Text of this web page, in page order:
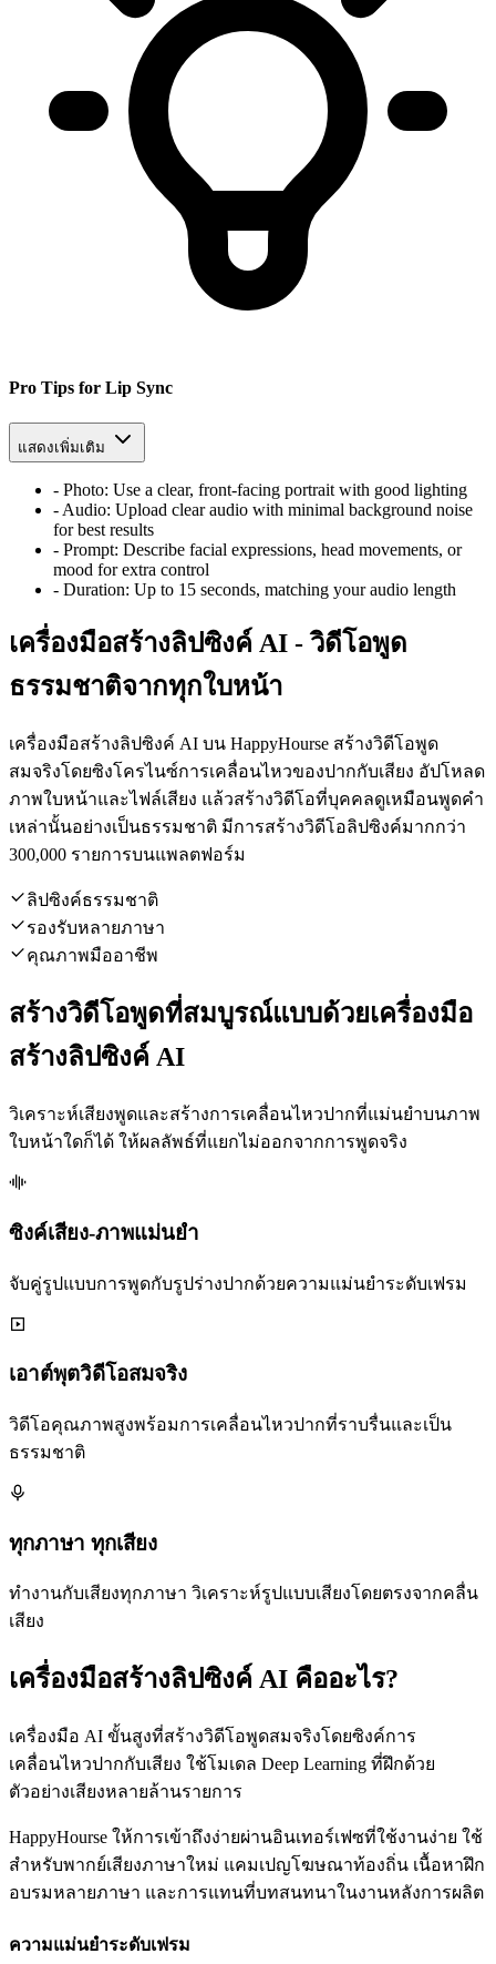
Pro Tips for Lip Sync
แสดงเพิ่มเติม
- Photo: Use a clear, front-facing portrait with good lighting
- Audio: Upload clear audio with minimal background noise
for best results
- Prompt: Describe facial expressions, head movements, or
mood for extra control
- Duration: Up to 15 seconds, matching your audio length
เครื่องมือสร้างลิปซิงค์ AI - วิดีโอพูด
ธรรมชาติจากทุกใบหน้า
เครื่องมือสร้างลิปซิงค์ AI บน HappyHourse สร้างวิดีโอพูด
สมจริงโดยซิงโครไนซ์การเคลื่อนไหวของปากกับเสียง อัปโหลด
ภาพใบหน้าและไฟล์เสียง แล้วสร้างวิดีโอที่บุคคลดูเหมือนพูดคำ
เหล่านั้นอย่างเป็นธรรมชาติ มีการสร้างวิดีโอลิปซิงค์มากกว่า
300,000 รายการบนแพลตฟอร์ม
ลิปซิงค์ธรรมชาติ
รองรับหลายภาษา
คุณภาพมืออาชีพ
สร้างวิดีโอพูดที่สมบูรณ์แบบด้วยเครื่องมือ
สร้างลิปซิงค์ AI
วิเคราะห์เสียงพูดและสร้างการเคลื่อนไหวปากที่แม่นยำบนภาพ
ใบหน้าใดก็ได้ ให้ผลลัพธ์ที่แยกไม่ออกจากการพูดจริง
ซิงค์เสียง-ภาพแม่นยำ
จับคู่รูปแบบการพูดกับรูปร่างปากด้วยความแม่นยำระดับเฟรม
เอาต์พุตวิดีโอสมจริง
วิดีโอคุณภาพสูงพร้อมการเคลื่อนไหวปากที่ราบรื่นและเป็น
ธรรมชาติ
ทุกภาษา ทุกเสียง
ทำงานกับเสียงทุกภาษา วิเคราะห์รูปแบบเสียงโดยตรงจากคลื่น
เสียง
เครื่องมือสร้างลิปซิงค์ AI คืออะไร?
เครื่องมือ AI ขั้นสูงที่สร้างวิดีโอพูดสมจริงโดยซิงค์การ
เคลื่อนไหวปากกับเสียง ใช้โมเดล Deep Learning ที่ฝึกด้วย
ตัวอย่างเสียงหลายล้านรายการ
HappyHourse ให้การเข้าถึงง่ายผ่านอินเทอร์เฟซที่ใช้งานง่าย ใช้
สำหรับพากย์เสียงภาษาใหม่ แคมเปญโฆษณาท้องถิ่น เนื้อหาฝึก
อบรมหลายภาษา และการแทนที่บทสนทนาในงานหลังการผลิต
ความแม่นยำระดับเฟรม